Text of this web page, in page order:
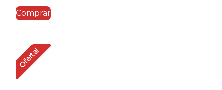
era:
Comprar
Oferta!